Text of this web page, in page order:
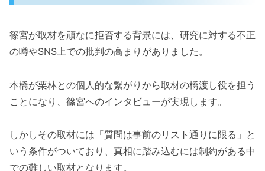
篠宮が取材を頑なに拒否する背景には、研究に対する不正
の噂やSNS上での批判の高まりがありました。
本橋が栗林との個人的な繋がりから取材の橋渡し役を担う
ことになり、篠宮へのインタビューが実現します。
しかしその取材には「質問は事前のリスト通りに限る」と
いう条件がついており、真相に踏み込むには制約がある中
での難しい取材となります。